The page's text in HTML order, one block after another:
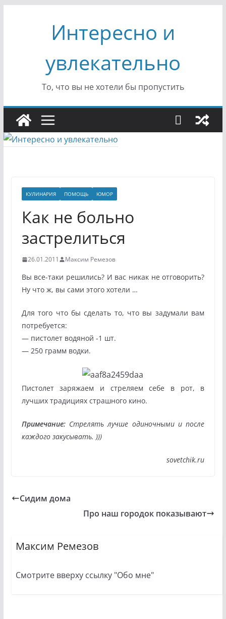
содержимомуИнтересно и
увлекательно
То, что вы не хотели бы пропустить
КУЛИНАРИЯ ПОМОЩЬ ЮМОР
Как не больно
застрелиться
26.01.2011 Максим Ремезов
Вы все-таки решились? И вас никак не отговорить?
Ну что ж, вы сами этого хотели …
Для того что бы сделать то, что вы задумали вам
потребуется:
— пистолет водяной -1 шт.
— 250 грамм водки.
Пистолет заряжаем и стреляем себе в рот, в
лучших традициях страшного кино.
Примечание:Стрелять лучше одиночными и после
каждого закусывать. )))
sovetchik.ru
Сидим дома
Про наш городок показывают
Максим Ремезов
Смотрите вверху ссылку "Обо мне"